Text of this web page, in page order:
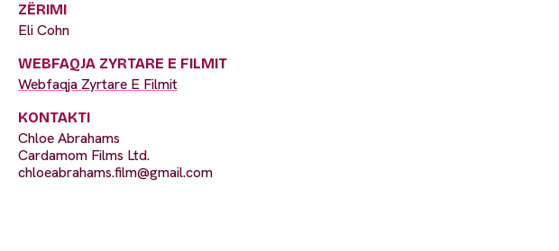
ZËRIMI
Eli Cohn
WEBFAQJA ZYRTARE E FILMIT
Webfaqja Zyrtare E Filmit
KONTAKTI
Chloe Abrahams
Cardamom Films Ltd.
chloeabrahams.film@gmail.com